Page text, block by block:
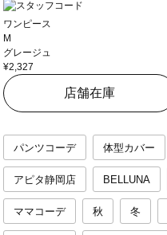
ワンピース
M
グレージュ
¥2,327
店舗在庫
パンツコーデ 体型カバー
アピタ静岡店 BELLUNA
ママコーデ 秋 冬